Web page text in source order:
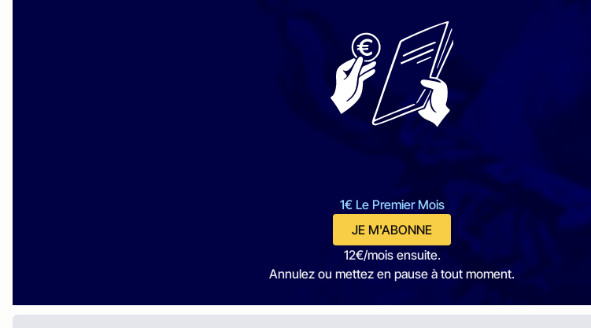
1€ Le Premier Mois
JE M'ABONNE
12€/mois ensuite.
Annulez ou mettez en pause à tout moment.